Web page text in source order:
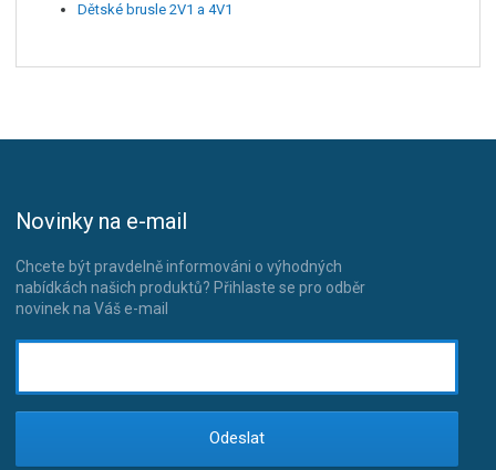
Dětské brusle 2V1 a 4V1
Novinky na e-mail
Chcete být pravdelně informováni o výhodných
nabídkách našich produktů? Přihlaste se pro odběr
novinek na Váš e-mail
Odeslat